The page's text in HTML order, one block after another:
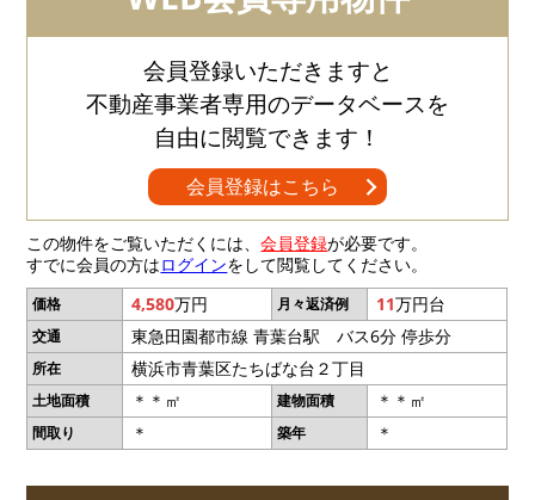
会員登録いただきますと
不動産事業者専用のデータベースを
自由に閲覧できます！
会員登録はこちら
この物件をご覧いただくには、会員登録が必要です。
すでに会員の方はログインをして閲覧してください。
価格 4,580万円 月々返済例 11万円台
交通 東急田園都市線 青葉台駅 バス6分 停歩分
所在 横浜市青葉区たちばな台２丁目
土地面積 ＊＊㎡ 建物面積 ＊＊㎡
間取り ＊ 築年 ＊